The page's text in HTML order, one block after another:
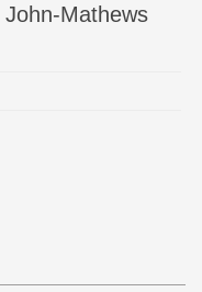
John-Mathews